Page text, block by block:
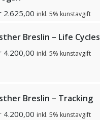
2.625,00 inkl. 5% kunstavgift
Breslin – Life Cycles
4.200,00 inkl. 5% kunstavgift
Breslin – Tracking
4.200,00 inkl. 5% kunstavgift